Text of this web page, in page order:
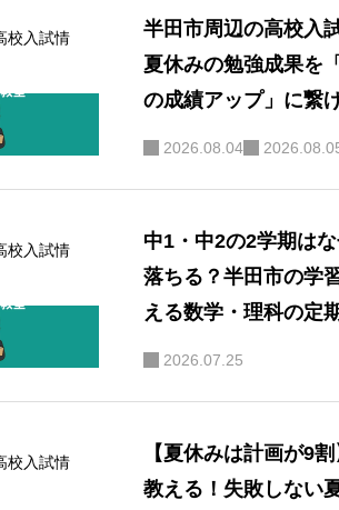
数学につなげます。 小学生のう
を育て、数学を得意科目にしてい
になる小５・小６コース
適性検査で
検に必要な
中高
校入試情
半田市周辺の高校入
夏休みの勉強成果を
の成績アップ」に繋
2026.08.04
校入試情
中1・中2の2学期は
落ちる？半田市の学
える数学・理科の定
対策と高校受験準備
2026.07.25
校入試情
【夏休みは計画が9
教える！失敗しない